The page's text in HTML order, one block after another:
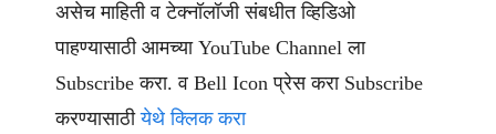
असेच माहिती व टेक्नॉलॉजी संबधीत व्हिडिओ
पाहण्यासाठी आमच्या YouTube Channel ला
Subscribe करा. व Bell Icon प्रेस करा Subscribe
करण्यासाठीयेथे क्लिक करा